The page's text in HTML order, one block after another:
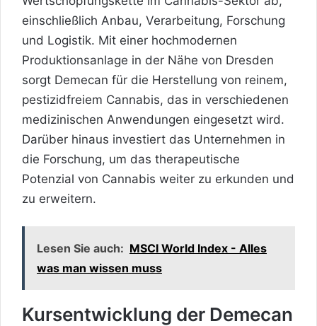
einschließlich Anbau, Verarbeitung, Forschung
und Logistik. Mit einer hochmodernen
Produktionsanlage in der Nähe von Dresden
sorgt Demecan für die Herstellung von reinem,
pestizidfreiem Cannabis, das in verschiedenen
medizinischen Anwendungen eingesetzt wird.
Darüber hinaus investiert das Unternehmen in
die Forschung, um das therapeutische
Potenzial von Cannabis weiter zu erkunden und
zu erweitern.
Lesen Sie auch: MSCI World Index - Alles
was man wissen muss
Kursentwicklung der Demecan